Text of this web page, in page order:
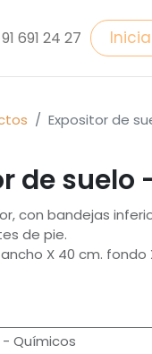
691 24 27
Expositor de
de suelo
con bandejas
de pie.
X 40 cm. fondo
Químicos